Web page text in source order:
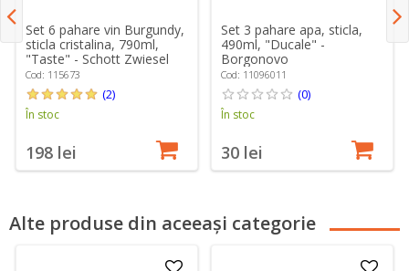
Set 6 pahare vin Burgundy,
sticla cristalina, 790ml,
"Taste" - Schott Zwiesel
Cod: 115673
(2)
În stoc
198 lei
Set 3 pahare apa, sticla,
490ml, "Ducale" -
Borgonovo
Cod: 11096011
(0)
În stoc
30 lei
Alte produse din aceeași categorie